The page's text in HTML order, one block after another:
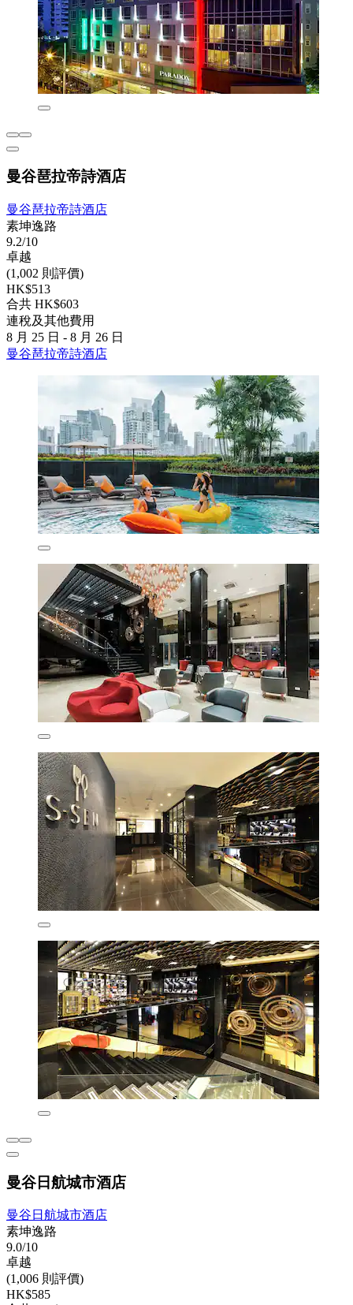
曼谷琶拉帝詩酒店
曼谷琶拉帝詩酒店
素坤逸路
9.2/10
卓越
(1,002 則評價)
HK$513
合共 HK$603
連稅及其他費用
8 月 25 日 - 8 月 26 日
曼谷琶拉帝詩酒店
曼谷日航城市酒店
曼谷日航城市酒店
素坤逸路
9.0/10
卓越
(1,006 則評價)
HK$585